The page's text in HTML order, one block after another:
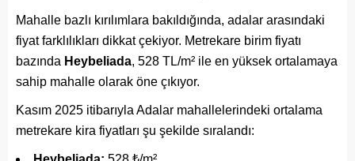
Mahalle bazlı kırılımlara bakıldığında, adalar arasındaki
fiyat farklılıkları dikkat çekiyor. Metrekare birim fiyatı
bazında Heybeliada, 528 TL/m² ile en yüksek ortalamaya
sahip mahalle olarak öne çıkıyor.
Kasım 2025 itibarıyla Adalar mahallelerindeki ortalama
metrekare kira fiyatları şu şekilde sıralandı: